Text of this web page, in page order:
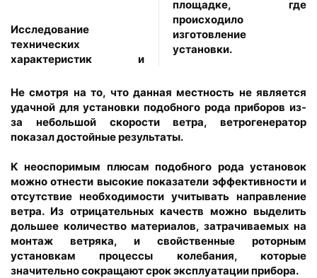
Исследование
технических
характеристик и
площадке, где
происходило
изготовление
установки.
Не смотря на то, что данная местность не является
удачной для установки подобного рода приборов из-
за небольшой скорости ветра, ветрогенератор
показал достойные результаты.
К неоспоримым плюсам подобного рода установок
можно отнести высокие показатели эффективности и
отсутствие необходимости учитывать направление
ветра. Из отрицательных качеств можно выделить
дольшее количество материалов, затрачиваемых на
монтаж ветряка, и свойственные роторным
установкам процессы колебания, которые
значительно сокращают срок эксплуатации прибора.